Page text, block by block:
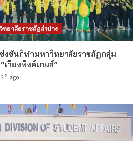
ยาลัยราชภัฏลำปาง
งขันกีฬามหาวิทยาลัยราชภัฏกลุ่ม
เวียงพิงค์เกมส์”
3 ปี ago